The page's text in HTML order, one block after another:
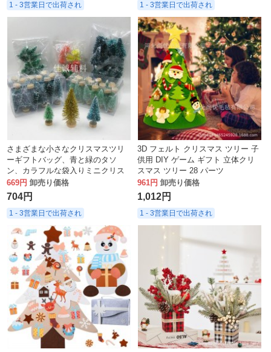
1 - 3営業日で出荷され 1 - 3営業日で出荷され
さまざまな小さなクリスマスツリ
ーギフトバッグ、青と緑のタソ
ン、カラフルな袋入りミニクリス
マスツリーデスクトップオーナメ
ント
669円 卸売り価格
704円
1 - 3営業日で出荷され
3D フェルト クリスマス ツリー 子
供用 DIY ゲーム ギフト 立体クリ
スマス ツリー 28 パーツ
961円 卸売り価格
1,012円
1 - 3営業日で出荷され